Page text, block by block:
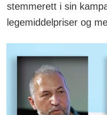
stemmerett i sin
legemiddelpriser og